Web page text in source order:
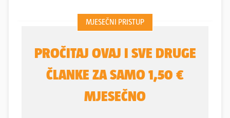
Josipa Skoblara zdravstvenom SIZ-u. Ističe se
kako se o toj ideji godinama govori, jer Zagreb s
europskim gradovima.